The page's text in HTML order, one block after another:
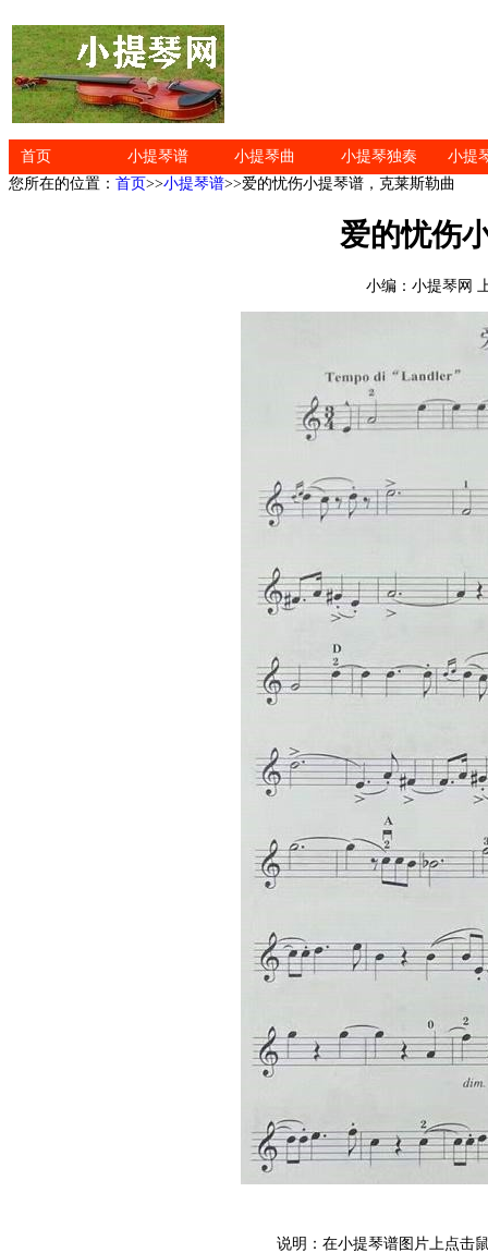
首页 小提琴谱 小提琴曲 小提琴独奏
小提
您所在的位置： 首页>>小提琴谱>>爱的忧伤小提琴谱，克莱斯勒曲
爱的忧伤
小编：小提琴网
说明：在小提琴谱图片上点击